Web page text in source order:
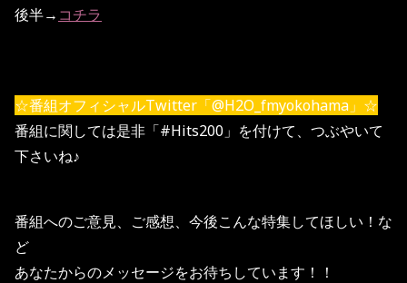
後半→ コチラ
☆番組オフィシャルTwitter「@H2O_fmyokohama」☆
番組に関しては是非「#Hits200」を付けて、つぶやいて
下さいね♪
番組へのご意見、ご感想、今後こんな特集してほしい！な
ど
あなたからのメッセージをお待ちしています！！